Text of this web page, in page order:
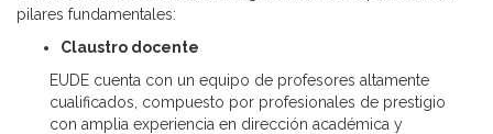
pilares fundamentales:
Claustro docente
EUDE cuenta con un equipo de profesores altamente
cualificados, compuesto por profesionales de prestigio
con amplia experiencia en dirección académica y